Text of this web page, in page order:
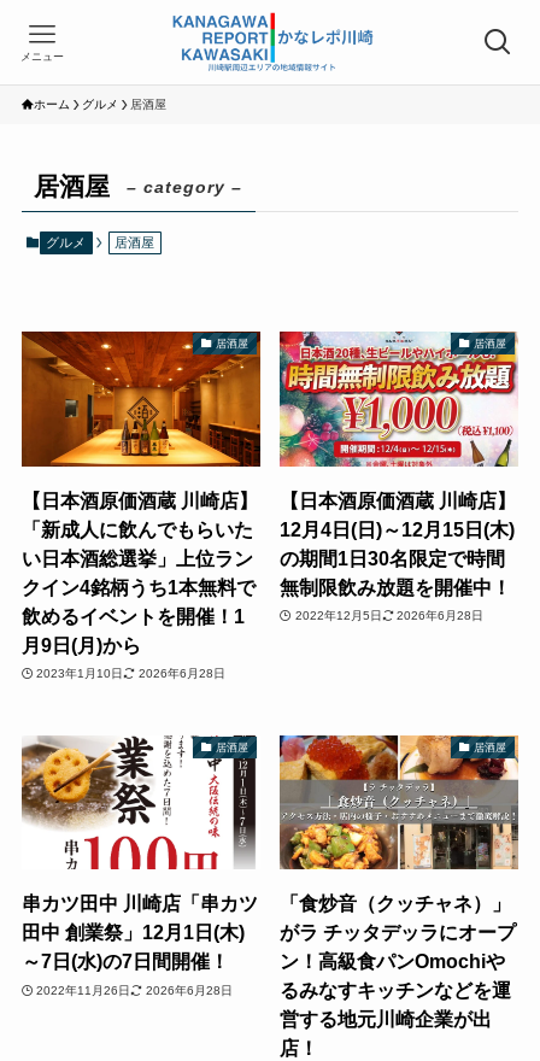
メニュー
ホーム グルメ 居酒屋
居酒屋 – category –
グルメ 居酒屋
居酒屋
【日本酒原価酒蔵 川崎店】
「新成人に飲んでもらいた
い日本酒総選挙」上位ラン
クイン4銘柄うち1本無料で
飲めるイベントを開催！1
月9日(月)から
2023年1月10日 2026年6月28日
居酒屋
【日本酒原価酒蔵 川崎店】
12月4日(日)～12月15日(木)
の期間1日30名限定で時間
無制限飲み放題を開催中！
2022年12月5日 2026年6月28日
居酒屋
串カツ田中 川崎店「串カツ
田中 創業祭」12月1日(木)
～7日(水)の7日間開催！
2022年11月26日 2026年6月28日
居酒屋
「食炒音（クッチャネ）」
がラ チッタデッラにオープ
ン！高級食パンOmochiや
るみなすキッチンなどを運
営する地元川崎企業が出
店！